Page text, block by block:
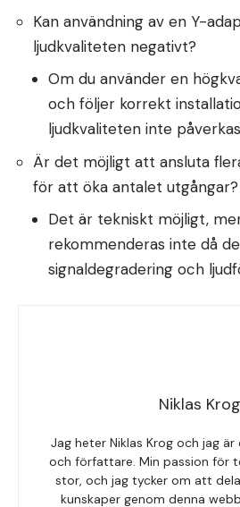
Kan användning av en Y-
ljudkvaliteten negativt?
Om du använder en
och följer korrekt
ljudkvaliteten inte
Är det möjligt att ansluta
för att öka antalet utgångar?
Det är tekniskt möjligt,
rekommenderas inte då
signaldegradering och
Niklas Krog
Jag heter Niklas Krog och jag
och författare. Min passion för
stor, och jag tycker om att
kunskaper genom denna